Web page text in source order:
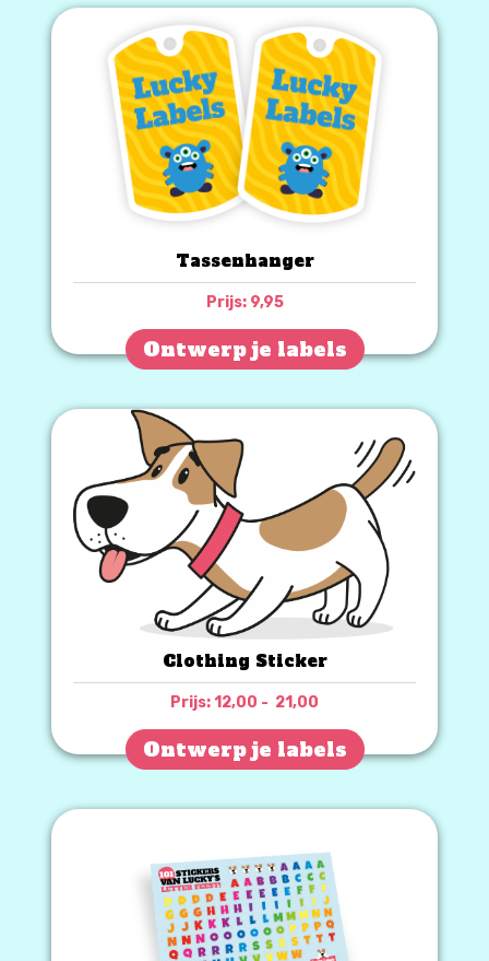
Tassenhanger
Prijs:9,95
Ontwerp je labels
Clothing Sticker
Prijs:12,00 - 21,00
€ 21,00
Ontwerp je labels